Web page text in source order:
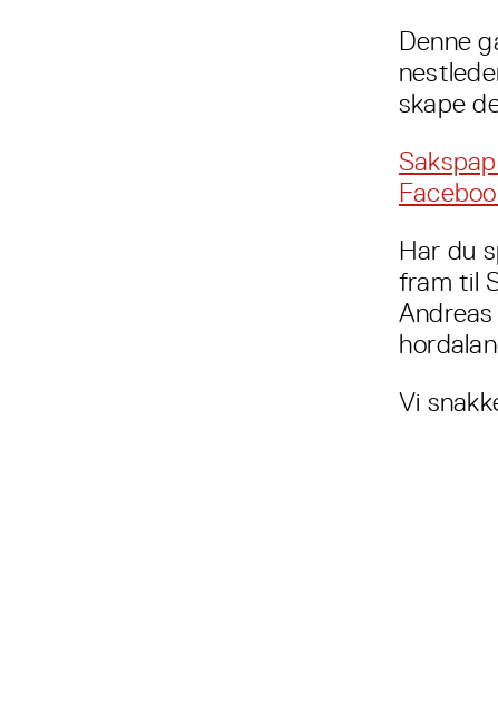
Denne
skape
Har du
fram til
Vi